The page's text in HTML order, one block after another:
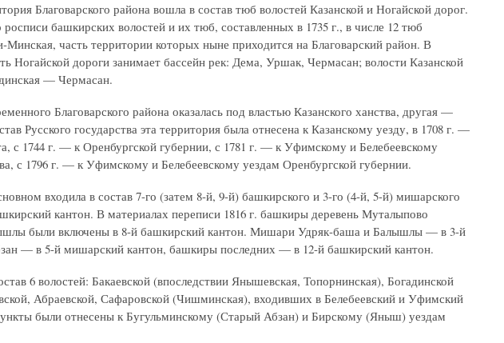
Благоварского района вошла в состав тюб волостей Казанской и Ногайской дорог.
башкирских волостей и их тюб, составленных в 1735 г., в числе 12 тюб
часть территории которых ныне приходится на Благоварский район. В
Ногайской дороги занимает бассейн рек: Дема, Уршак, Чермасан; волости Казанской
— Чермасан.
Благоварского района оказалась под властью Казанского ханства, другая —
Русского государства эта территория была отнесена к Казанскому уезду, в 1708 г. —
с 1744 г. — к Оренбургской губернии, с 1781 г. — к Уфимскому и Белебеевскому
с 1796 г. — к Уфимскому и Белебеевскому уездам Оренбургской губернии.
входила в состав 7-го (затем 8-й, 9-й) башкирского и 3-го (4-й, 5-й) мишарского
кантон. В материалах переписи 1816 г. башкиры деревень Муталыпово
были включены в 8-й башкирский кантон. Мишари Удряк-баша и Балышлы — в 3-й
— в 5-й мишарский кантон, башкиры последних — в 12-й башкирский кантон.
6 волостей: Бакаевской (впоследствии Янышевская, Топорнинская), Богадинской
Абраевской, Сафаровской (Чишминская), входивших в Белебеевский и Уфимский
были отнесены к Бугульминскому (Старый Абзан) и Бирскому (Яныш) уездам